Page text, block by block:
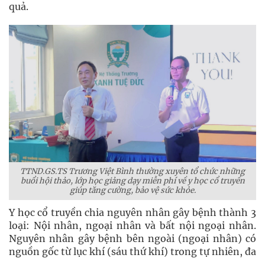
quả.
TTND.GS.TS Trương Việt Bình thường xuyên tổ chức những
buổi hội thảo, lớp học giảng dạy miễn phí về y học cổ truyền
giúp tăng cường, bảo vệ sức khỏe.
Y học cổ truyền chia nguyên nhân gây bệnh thành 3
loại: Nội nhân, ngoại nhân và bất nội ngoại nhân.
Nguyên nhân gây bệnh bên ngoài (ngoại nhân) có
nguồn gốc từ lục khí (sáu thứ khí) trong tự nhiên, đa